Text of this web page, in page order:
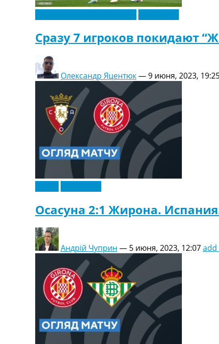
Сразу 7 игроков покидают
Олександр Яцентюк—9 июня, 2023,
Осасуна 2:1 Жирона.
Андрій Чуприн — 5 июня, 2023, 12:07